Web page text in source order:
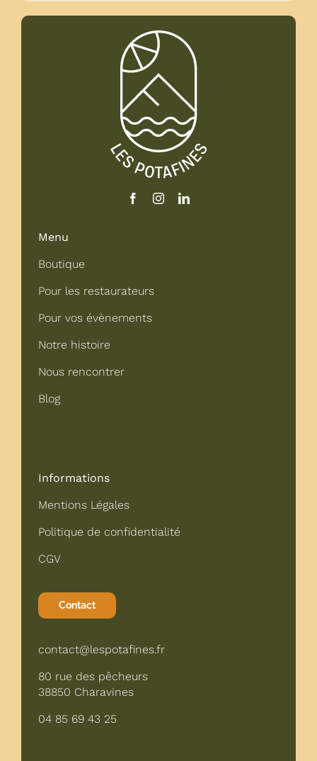
Menu
Boutique
Pour les restaurateurs
Pour vos évènements
Notre histoire
Nous rencontrer
Blog
Informations
Mentions Légales
Politique de confidentialité
CGV
Contact
contact@lespotafines.fr
80 rue des pêcheurs
38850 Charavines
04 85 69 43 25